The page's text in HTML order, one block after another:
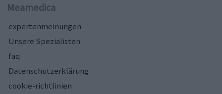
Meamedica
expertenmeinungen
Unsere Spezialisten
faq
Datenschutzerklärung
cookie-richtlinien